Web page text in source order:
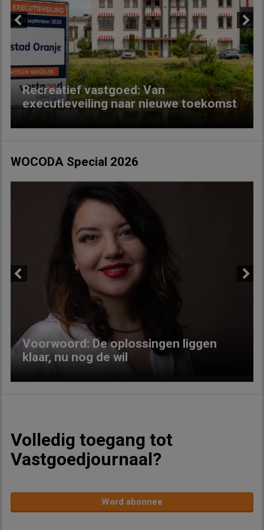
Recreatief vastgoed: Van
executieveiling naar nieuwe toekomst
Next
WOCODA Special 2026
Voorwoord: De oplossingen liggen
klaar, nu nog de wil
Volledig toegang tot
Vastgoedjournaal?
Word abonnee